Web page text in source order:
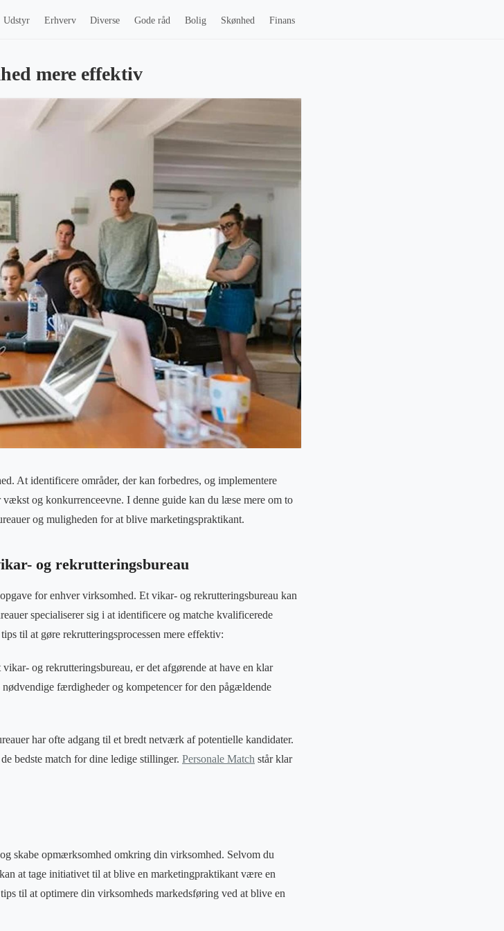
Udstyr Erhverv Diverse Gode råd Bolig Skønhed Finans
mere effektiv
At identificere områder, der kan forbedres, og implementere
og konkurrenceevne. I denne guide kan du læse mere om to
og muligheden for at blive marketingspraktikant.
og rekrutteringsbureau
for enhver virksomhed. Et vikar- og rekrutteringsbureau kan
specialiserer sig i at identificere og matche kvalificerede
til at gøre rekrutteringsprocessen mere effektiv:
og rekrutteringsbureau, er det afgørende at have en klar
færdigheder og kompetencer for den pågældende
har ofte adgang til et bredt netværk af potentielle kandidater.
bedste match for dine ledige stillinger. Personale Match står klar
skabe opmærksomhed omkring din virksomhed. Selvom du
at tage initiativet til at blive en marketingpraktikant være en
til at optimere din virksomheds markedsføring ved at blive en